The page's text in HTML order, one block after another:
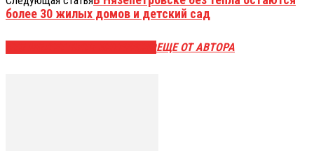
более 30 жилых домов и детский сад
ЕЩЕ ОТ АВТОРА